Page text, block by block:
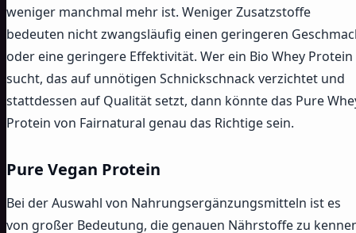
weniger manchmal mehr ist. Weniger Zusatzstoffe
bedeuten nicht zwangsläufig einen geringeren
oder eine geringere Effektivität. Wer ein Bio Whey Protein
sucht, das auf unnötigen Schnickschnack verzichtet und
stattdessen auf Qualität setzt, dann könnte das Pure
Protein von Fairnatural genau das Richtige sein.
Pure Vegan Protein
Bei der Auswahl von Nahrungsergänzungsmitteln ist es
von großer Bedeutung, die genauen Nährstoffe zu